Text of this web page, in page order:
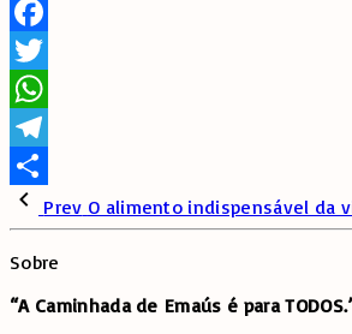
Facebook
Twitter
WhatsApp
Telegram
SharePrev O alimento indispensável da
Sobre
“A Caminhada de Emaús é para